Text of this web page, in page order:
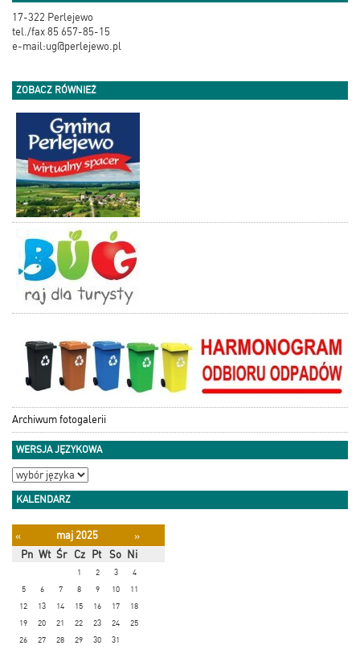
17-322 Perlejewo
tel./fax 85 657-85-15
e-mail:ug@perlejewo.pl
ZOBACZ RÓWNIEŻ
Archiwum fotogalerii
WERSJA JĘZYKOWA
KALENDARZ
« maj 2025
»
Pn Wt Śr Cz Pt So Ni
1 2 3
4
5
6 7 8 9 10
11
12
13 14 15 16 17
18
19
20 21 22 23 24
25
26
27 28 29 30 31